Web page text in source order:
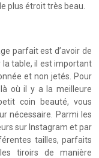
plus étroit très beau.
parfait est d’avoir de
la table, il est important
et non jetés. Pour
où il y a la meilleure
coin beauté, vous
nécessaire. Parmi les
sur Instagram et par
tailles, parfaits
tiroirs de manière